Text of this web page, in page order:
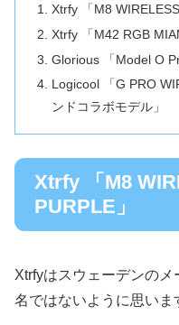
Xtrfy 「M8
Xtrfy 「M42 RGB
Glorious 「Model O
Logicool 「G PRO
ンドコラボモデル」
Xtrfy 「M8
PURPLE」
Xtrfyはスウェーデンの
名ではないように思いま